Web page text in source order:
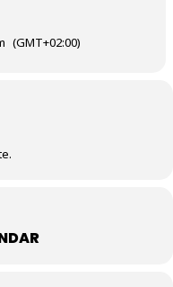
(GMT+02:00)